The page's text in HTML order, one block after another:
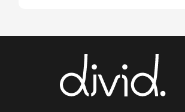
mailcontato@divid.com.br
Esperamos que essas
sejam úteis para você! Estamos à
disposição para fornecer o
atendimento possível.